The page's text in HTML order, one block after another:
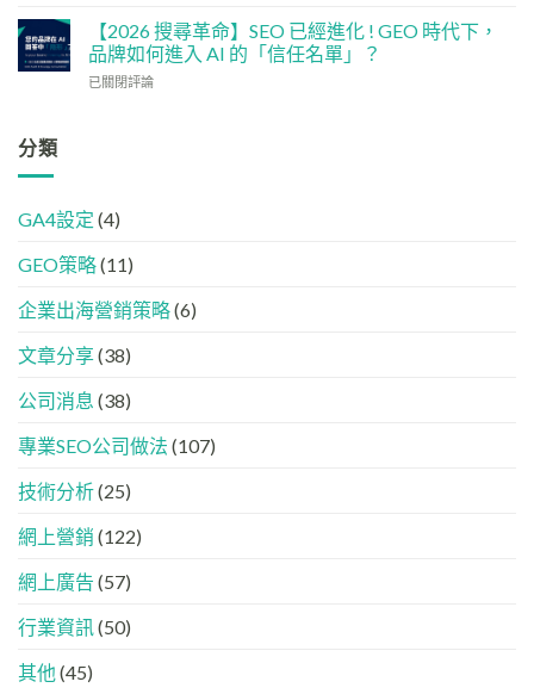
策
變
機
HTML
設
定
指
GEO
(AISEO)
效
的
FB、
Threads、
內
分
企
業
或
中
現？
文
懂
GEO、
與
的
際
法
【2026 搜尋革命】SEO 已經進化 ! GEO 時代下，
品牌如何進入 AI 的「信任名單」？
【2026
經
化
GEO
時
下，
牌
何
入
AI
的
「信
名
已關閉評論
分類
GA4設定 (4)
GEO策略(11)
企業出海營銷策略(6)
文章分享(38)
公司消息 (38)
專業SEO公司做法 (107)
技術分析(25)
網上營銷 (122)
網上廣告 (57)
行業資訊(50)
其他 (45)